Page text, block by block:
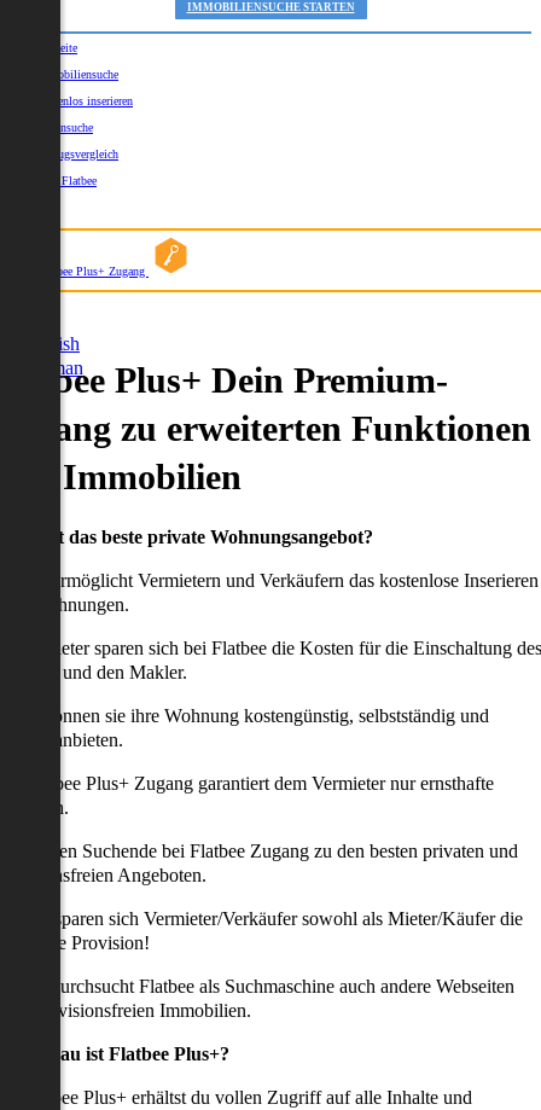
IMMOBILIENSUCHE STARTEN
Startseite
Immobiliensuche
Kostenlos inserieren
Kartensuche
Umzugsvergleich
Über Flatbee
Flatbee Plus+ Zugang
English
German
Plus+ Dein Premium-
zu erweiterten Funktionen
Immobilien
willst das beste private Wohnungsangebot?
ermöglicht Vermietern und Verkäufern das kostenlose Inserieren
Wohnungen.
Anbieter sparen sich bei Flatbee die Kosten für die Einschaltung des
und den Makler.
können sie ihre Wohnung kostengünstig, selbstständig und
anbieten.
Flatbee Plus+ Zugang garantiert dem Vermieter nur ernsthafte
erhalten Suchende bei Flatbee Zugang zu den besten privaten und
Angeboten.
uns sparen sich Vermieter/Verkäufer sowohl als Mieter/Käufer die
Provision!
durchsucht Flatbee als Suchmaschine auch andere Webseiten
provisionsfreien Immobilien.
genau ist Flatbee Plus+?
Flatbee Plus+ erhältst du vollen Zugriff auf alle Inhalte und